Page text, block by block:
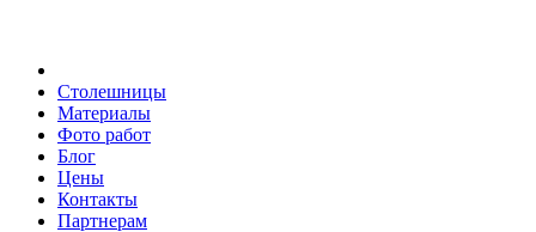
Столешницы
Материалы
Фото работ
Блог
Цены
Контакты
Партнерам